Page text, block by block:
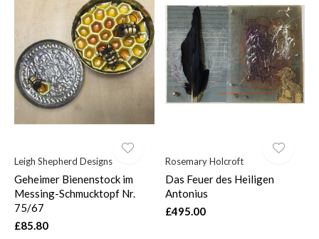
Leigh Shepherd Designs
Geheimer Bienenstock im
Messing-Schmucktopf Nr.
75/67
£85.80
Rosemary Holcroft
Das Feuer des Heiligen
Antonius
£495.00